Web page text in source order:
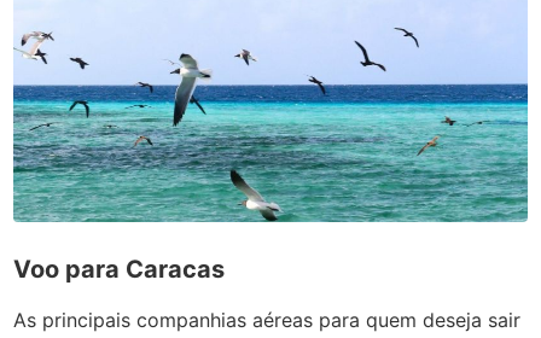
Voo para Caracas
As principais companhias aéreas para quem deseja sair